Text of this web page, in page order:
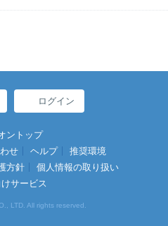
ログイン
ントップ
せ ヘルプ
推奨環境
方針
個人情報の取り扱い
サービス
LTD. All rights reserved.